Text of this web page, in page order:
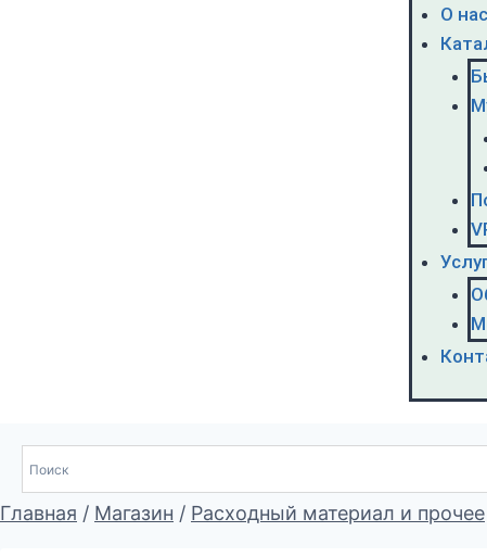
О нас
Главная / Магазин / Расходный материал и прочее